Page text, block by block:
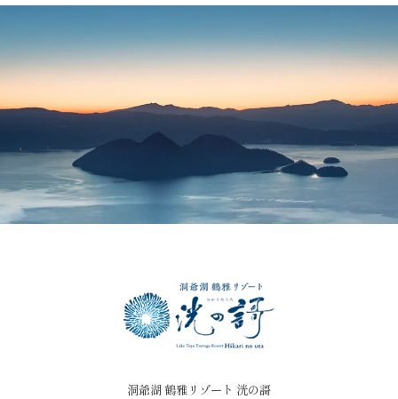
洞爺湖 鶴雅リゾート 洸の謌